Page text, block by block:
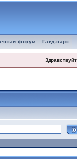
форум Гайд-парк